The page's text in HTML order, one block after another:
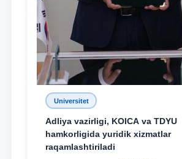
Universitet
Adliya vazirligi, KOICA va TDYU
hamkorligida yuridik xizmatlar
raqamlashtiriladi